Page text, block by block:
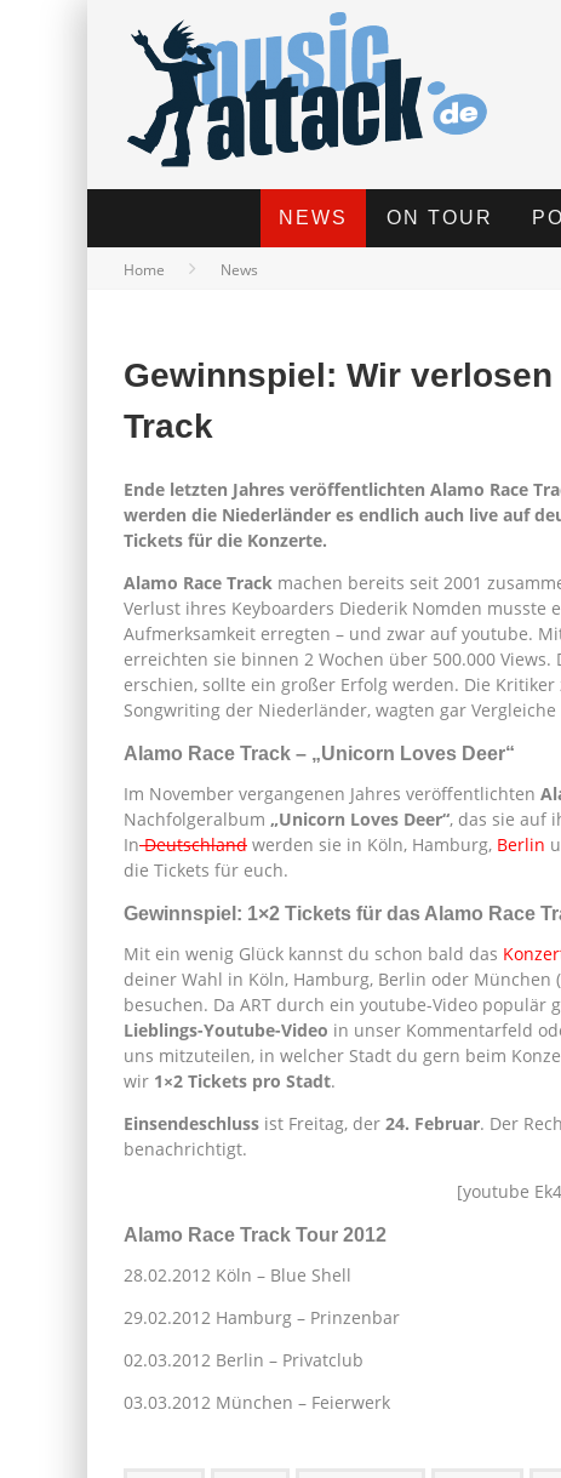
NEWS ON TOUR
Home News
Gewinnspiel: Wir
Track
Ende letzten Jahres veröffentlichten Alamo Race
werden die Niederländer es endlich auch live auf
Tickets für die Konzerte.
Alamo Race Track machen bereits seit 2001
Verlust ihres Keyboarders Diederik Nomden musste
Aufmerksamkeit erregten – und zwar auf youtube.
erreichten sie binnen 2 Wochen über 500.000
erschien, sollte ein großer Erfolg werden. Die
Songwriting der Niederländer, wagten gar
Alamo Race Track – „Unicorn Loves Deer“
Im November vergangenen Jahres veröffentlichten
Nachfolgeralbum „Unicorn Loves Deer“, das sie auf
InDeutschland werden sie in Köln, Hamburg, Berlin
die Tickets für euch.
Gewinnspiel: 1×2 Tickets für das Alamo Race
Mit ein wenig Glück kannst du schon bald das
deiner Wahl in Köln, Hamburg, Berlin oder
besuchen. Da ART durch ein youtube-Video populär
Lieblings-Youtube-Video in unser Kommentarfeld
uns mitzuteilen, in welcher Stadt du gern beim
wir 1×2 Tickets pro Stadt.
Einsendeschluss ist Freitag, der 24. Februar. Der
benachrichtigt.
[youtube
Alamo Race Track Tour 2012
28.02.2012 Köln – Blue Shell
29.02.2012 Hamburg – Prinzenbar
02.03.2012 Berlin – Privatclub
03.03.2012 München – Feierwerk